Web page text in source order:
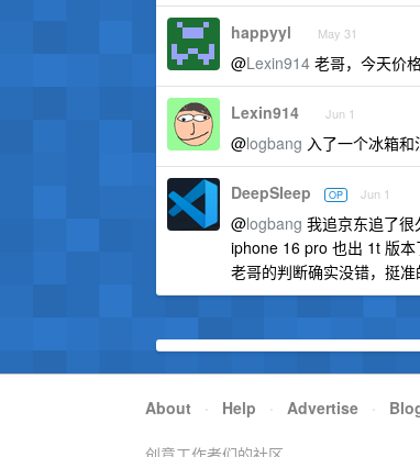
happyyl May 31
@Lexin914 老哥，今天价
Lexin914 Jun 1
@logbang 入了一个冰箱
DeepSIeep OP Jun 1
@logbang 我追京东追了
iphone 16 pro 也出 1t 版
老哥的判断确实没错，挺准
About · Help · Advertise ·